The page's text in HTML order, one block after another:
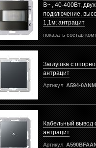
В~ , 40-400Вт,
подключение,
1,1м; антрацит
показать состав
Заглушка с
антрацит
Артикул: A594-0ANM
Кабельный вывод
антрацит
Артикул: